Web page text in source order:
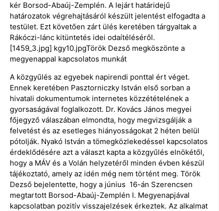
kér Borsod-Abaúj-Zemplén. A lejárt határidejű
határozatok végrehajtásáról készült jelentést elfogadta a
testület. Ezt követően zárt ülés keretében tárgyaltak a
Rákóczi-lánc kitüntetés idei odaítéléséről.
[1459_3.jpg] kgy10.jpgTörök Dezső megköszönte a
megyenappal kapcsolatos munkát
A közgyűlés az egyebek napirendi ponttal ért véget.
Ennek keretében Pasztorniczky István első sorban a
hivatali dokumentumok internetes közzétételének a
gyorsaságával foglalkozott. Dr. Kovács János megyei
főjegyző válaszában elmondta, hogy megvizsgálják a
felvetést és az esetleges hiányosságokat 2 héten belül
pótolják. Nyakó István a tömegközlekedéssel kapcsolatos
érdeklődésére azt a választ kapta a közgyűlés elnökétől,
hogy a MÁV és a Volán helyzetéről minden évben készül
tájékoztató, amely az idén még nem történt meg. Török
Dezső bejelentette, hogy a június 16-án Szerencsen
megtartott Borsod-Abaúj-Zemplén I. Megyenapjával
kapcsolatban pozitív visszajelzések érkeztek. Az alkalmat